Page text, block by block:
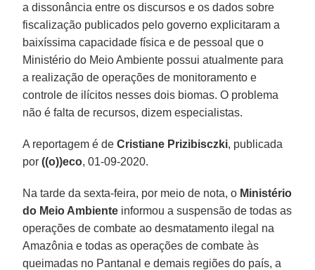
a dissonância entre os discursos e os dados sobre
fiscalização publicados pelo governo explicitaram a
baixíssima capacidade física e de pessoal que o
Ministério do Meio Ambiente possui atualmente para
a realização de operações de monitoramento e
controle de ilícitos nesses dois biomas. O problema
não é falta de recursos, dizem especialistas.
A reportagem é deCristiane Prizibisczki, publicada
por((o))eco, 01-09-2020.
Na tarde da sexta-feira, por meio de nota, o Ministério
do Meio Ambiente informou a suspensão de todas as
operações de combate ao desmatamento ilegal na
Amazônia e todas as operações de combate às
queimadas no Pantanal e demais regiões do país, a